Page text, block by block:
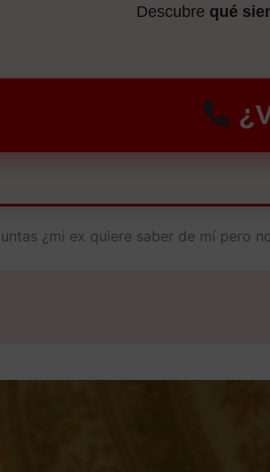
Descubre qué
¿mi ex quiere saber de mí pero